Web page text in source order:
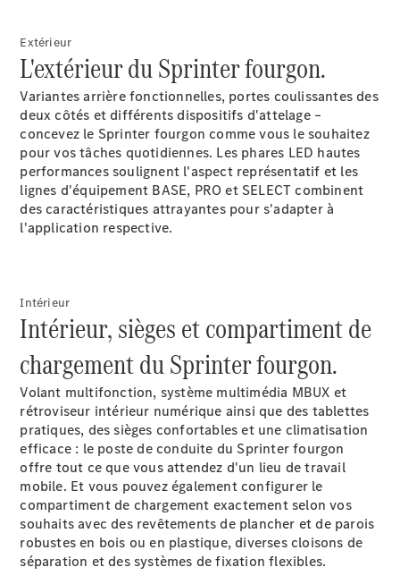
Fahrgestell
Doppelkabine
Sprinter à
Plateau
Configurateur
Mercedes-
Benz Store
Vito
Tous les
Vito
Fourgon
Vito Mixto
Vito Tourer
Configurateur
Mercedes-
Benz Store
Marco Polo
Extérieur
L'extérieur du Sprinter fourgon.
Variantes arrière fonctionnelles, portes coulissantes des
deux côtés et différents dispositifs d'attelage –
concevez le Sprinter fourgon comme vous le souhaitez
pour vos tâches quotidiennes. Les phares LED hautes
performancessoulignent l'aspect représentatif et les
lignes d'équipement BASE, PRO et SELECT combinent
des caractéristiques attrayantes pour s'adapter à
l'application respective.
Intérieur
Intérieur, sièges et compartiment de
chargement du Sprinter fourgon.
Volant multifonction, système multimédia MBUX et
rétroviseur intérieur numérique ainsi que des tablettes
pratiques, des sièges confortables et une climatisation
efficace : le poste de conduite du Sprinter fourgon
offre tout ce que vous attendez d'un lieu de travail
mobile. Et vous pouvez également configurer le
compartiment de chargement exactement selon vos
souhaits avec des revêtements de plancher et de parois
robustes en bois ou en plastique, diverses cloisons de
séparation et des systèmes de fixation flexibles.